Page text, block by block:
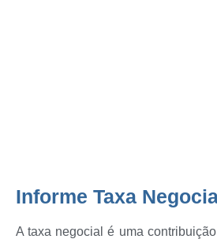
Informe Taxa
A taxa negocial é uma